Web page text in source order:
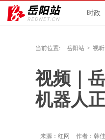
时政
当前位置: 岳阳站 > 视听
视频｜
机器人
来源：红网 作者：韩